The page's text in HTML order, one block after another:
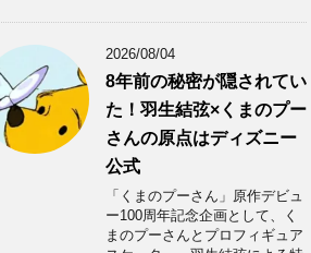
2026/08/04
8年前の秘密が隠されてい
た！羽生結弦×くまのプー
さんの原点はディズニー
公式
「くまのプーさん」原作デビュ
ー100周年記念企画として、く
まのプーさんとプロフィギュア